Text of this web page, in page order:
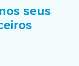
nos seus